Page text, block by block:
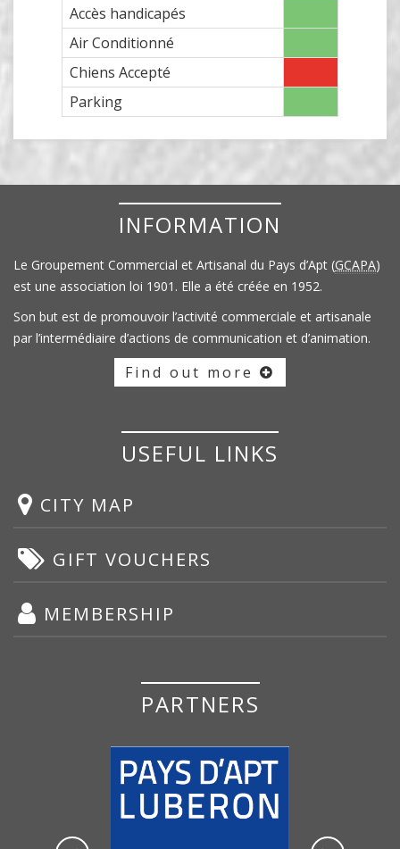
Accès handicapés
Air Conditionné
Chiens Accepté
Parking
INFORMATION
Le Groupement Commercial et Artisanal du Pays d’Apt (GCAPA)
est une association loi 1901. Elle a été créée en 1952.
Son but est de promouvoir l’activité commerciale et artisanale
par l’intermédiaire d’actions de communication et d’animation.
Find out more
USEFUL LINKS
CITY MAP
GIFT VOUCHERS
MEMBERSHIP
PARTNERS